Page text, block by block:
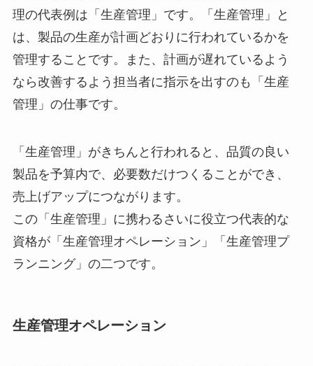
理の代表例は「生産管理」です。「生産管理」と
は、製品の生産が計画どおりに行われているかを
管理することです。また、計画が遅れているよう
なら改善するよう担当者に指示を出すのも「生産
管理」の仕事です。
「生産管理」がきちんと行われると、品質の良い
製品を予算内で、必要数だけつくることができ、
売上げアップにつながります。
この「生産管理」に携わるさいに役立つ代表的な
資格が「生産管理オペレーション」「生産管理プ
ランニング」の二つです。
生産管理オペレーション